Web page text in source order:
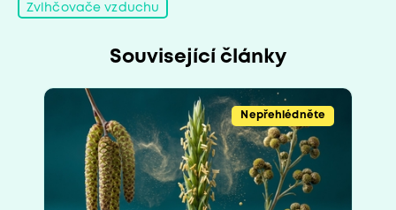
Zvlhčovače vzduchu
Související články
Nepřehlédněte